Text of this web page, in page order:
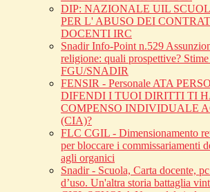
DIP: NAZIONALE UIL
PER L' ABUSO DEI
DOCENTI IRC
Snadir Info-Point n.529
religione: quali prospettive?
FGU/SNADIR
FENSIR - Personale ATA
DIFENDI I TUOI DIRITTI TI
COMPENSO INDIVIDUALE
(CIA)?
FLC CGIL - Dimensionamento
per bloccare i commissariamenti
agli organici
Snadir - Scuola, Carta docente,
d’uso. Un'altra storia battaglia